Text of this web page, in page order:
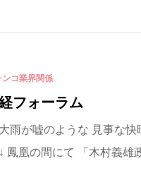
ンコ業界関係
フォーラム
雨が嘘のような 見事な
鳳凰の間にて 「木村義雄